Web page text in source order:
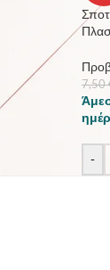
7,50
-